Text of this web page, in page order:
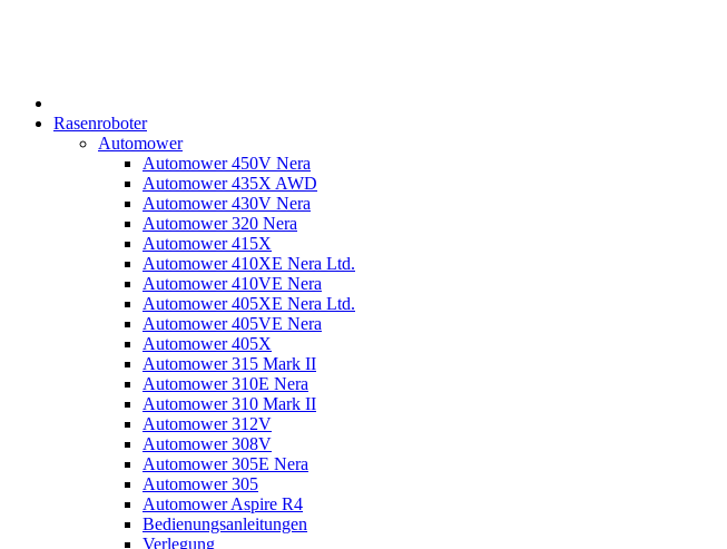
Rasenroboter
Automower
Automower 450V Nera
Automower 435X AWD
Automower 430V Nera
Automower 320 Nera
Automower 415X
Automower 410XE Nera Ltd.
Automower 410VE Nera
Automower 405XE Nera Ltd.
Automower 405VE Nera
Automower 405X
Automower 315 Mark II
Automower 310E Nera
Automower 310 Mark II
Automower 312V
Automower 308V
Automower 305E Nera
Automower 305
Automower Aspire R4
Bedienungsanleitungen
Verlegung